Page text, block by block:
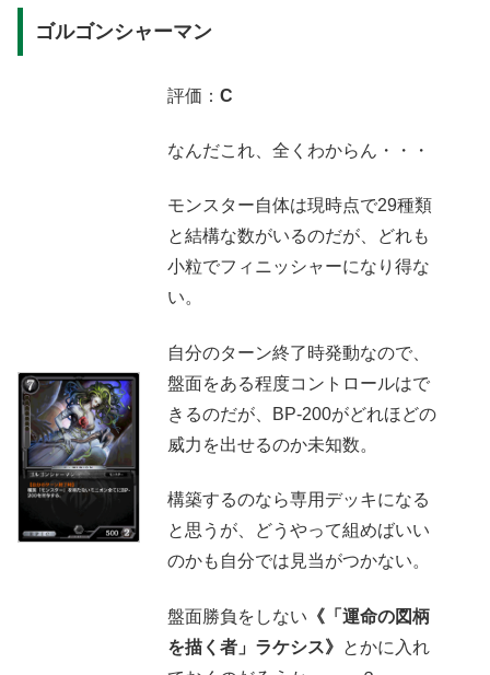
ゴルゴンシャーマン
評価： C
なんだこれ、全くわからん・・・
モンスター自体は現時点で29種類
と結構な数がいるのだが、どれも
小粒でフィニッシャーになり得な
い。
自分のターン終了時発動なので、
盤面をある程度コントロールはで
きるのだが、BP-200がどれほどの
威力を出せるのか未知数。
構築するのなら専用デッキになる
と思うが、どうやって組めばいい
のかも自分では見当がつかない。
盤面勝負をしない 《「運命の図柄
を描く者」ラケシス》 とかに入れ